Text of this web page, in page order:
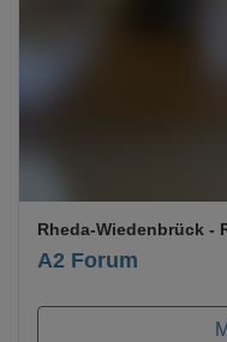
A2 Forum
Rheda-Wiedenbrück -